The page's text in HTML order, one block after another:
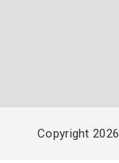
Copyright 2026